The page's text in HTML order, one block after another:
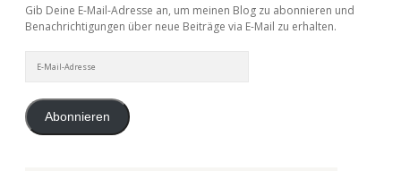
Gib Deine E-Mail-Adresse an, um meinen Blog zu abonnieren und
Benachrichtigungen über neue Beiträge via E-Mail zu erhalten.
Mail-
Abonnieren